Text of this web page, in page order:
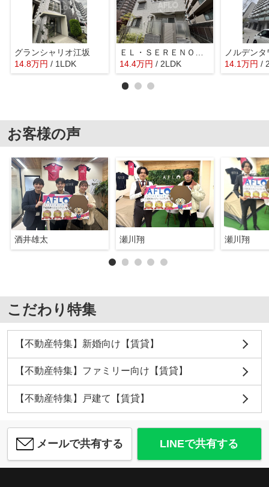
グランシャリオ江坂
14.8万円 / 1LDK
ＥＬ・ＳＥＲＥＮＯ江坂(エル・セレーノ) ＷＥＳＴ
14.4万円 / 2LDK 14.1万円 /
お客様の声
酒井雄太 瀬川翔 瀬川翔
こだわり特集
【不動産特集】新婚向け【賃貸】
【不動産特集】ファミリー向け【賃貸】
【不動産特集】戸建て【賃貸】
メールで共有する LINEで共有する